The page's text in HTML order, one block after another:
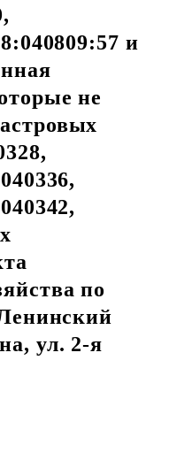
и
не
по
ул. 2-я